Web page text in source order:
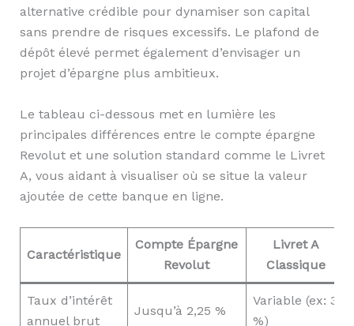
alternative crédible pour dynamiser son capital
sans prendre de risques excessifs. Le plafond de
dépôt élevé permet également d’envisager un
projet d’épargne plus ambitieux.
Le tableau ci-dessous met en lumière les
principales différences entre le compte épargne
Revolut et une solution standard comme le Livret
A, vous aidant à visualiser où se situe la valeur
ajoutée de cette banque en ligne.
Caractéristique
Compte Épargne
Revolut
Livret A
Classique
Taux d’intérêt
annuel brut
Jusqu’à 2,25 %
Variable (ex: 3
%)